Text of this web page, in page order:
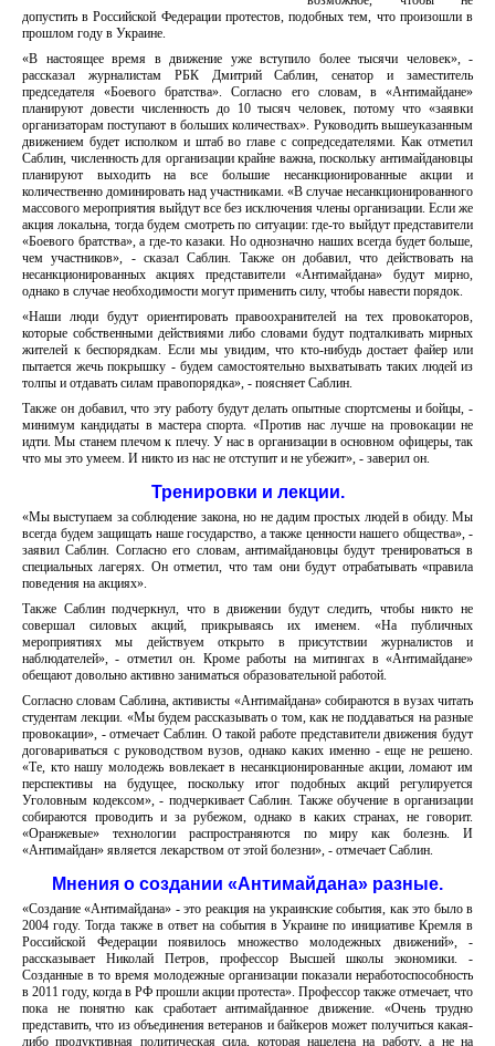
допустить в Российской Федерации протестов, подобных тем, что произошли в
прошлом году в Украине.
«В настоящее время в движение уже вступило более тысячи человек», -
рассказал журналистам РБК Дмитрий Саблин, сенатор и заместитель
председателя «Боевого братства». Согласно его словам, в «Антимайдане»
планируют довести численность до 10 тысяч человек, потому что «заявки
организаторам поступают в больших количествах». Руководить вышеуказанным
движением будет исполком и штаб во главе с сопредседателями. Как отметил
Саблин, численность для организации крайне важна, поскольку антимайдановцы
планируют выходить на все большие несанкционированные акции и
количественно доминировать над участниками. «В случае несанкционированного
массового мероприятия выйдут все без исключения члены организации. Если же
акция локальна, тогда будем смотреть по ситуации: где-то выйдут представители
«Боевого братства», а где-то казаки. Но однозначно наших всегда будет больше,
чем участников», - сказал Саблин. Также он добавил, что действовать на
несанкционированных акциях представители «Антимайдана» будут мирно,
однако в случае необходимости могут применить силу, чтобы навести порядок.
«Наши люди будут ориентировать правоохранителей на тех провокаторов,
которые собственными действиями либо словами будут подталкивать мирных
жителей к беспорядкам. Если мы увидим, что кто-нибудь достает файер или
пытается жечь покрышку - будем самостоятельно выхватывать таких людей из
толпы и отдавать силам правопорядка», - поясняет Саблин.
Также он добавил, что эту работу будут делать опытные спортсмены и бойцы, -
минимум кандидаты в мастера спорта. «Против нас лучше на провокации не
идти. Мы станем плечом к плечу. У нас в организации в основном офицеры, так
что мы это умеем. И никто из нас не отступит и не убежит», - заверил он.
Тренировки и лекции.
«Мы выступаем за соблюдение закона, но не дадим простых людей в обиду. Мы
всегда будем защищать наше государство, а также ценности нашего общества», -
заявил Саблин. Согласно его словам, антимайдановцы будут тренироваться в
специальных лагерях. Он отметил, что там они будут отрабатывать «правила
поведения на акциях».
Также Саблин подчеркнул, что в движении будут следить, чтобы никто не
совершал силовых акций, прикрываясь их именем. «На публичных
мероприятиях мы действуем открыто в присутствии журналистов и
наблюдателей», - отметил он. Кроме работы на митингах в «Антимайдане»
обещают довольно активно заниматься образовательной работой.
Согласно словам Саблина, активисты «Антимайдана» собираются в вузах читать
студентам лекции. «Мы будем рассказывать о том, как не поддаваться на разные
провокации», - отмечает Саблин. О такой работе представители движения будут
договариваться с руководством вузов, однако каких именно - еще не решено.
«Те, кто нашу молодежь вовлекает в несанкционированные акции, ломают им
перспективы на будущее, поскольку итог подобных акций регулируется
Уголовным кодексом», - подчеркивает Саблин. Также обучение в организации
собираются проводить и за рубежом, однако в каких странах, не говорит.
«Оранжевые» технологии распространяются по миру как болезнь. И
«Антимайдан» является лекарством от этой болезни», - отмечает Саблин.
Мнения о создании «Антимайдана» разные.
«Создание «Антимайдана» - это реакция на украинские события, как это было в
2004 году. Тогда также в ответ на события в Украине по инициативе Кремля в
Российской Федерации появилось множество молодежных движений», -
рассказывает Николай Петров, профессор Высшей школы экономики. -
Созданные в то время молодежные организации показали неработоспособность
в 2011 году, когда в РФ прошли акции протеста». Профессор также отмечает, что
пока не понятно как сработает антимайданное движение. «Очень трудно
представить, что из объединения ветеранов и байкеров может получиться какая-
либо продуктивная политическая сила, которая нацелена на работу, а не на